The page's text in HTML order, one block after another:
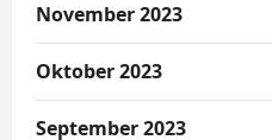
November 2023
Oktober 2023
September 2023